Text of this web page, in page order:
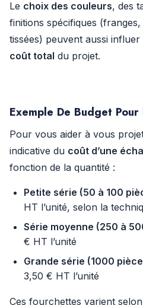
Le choix des couleurs, des
finitions spécifiques
tissées) peuvent aussi
coût total du projet.
Exemple De Budget
Pour vous aider à vous
indicative du coût d’une
fonction de la quantité :
Petite série (50 à 100
HT l’unité, selon la
Série moyenne (250 à
€ HT l’unité
Grande série (1000
3,50 € HT l’unité
Ces fourchettes varient